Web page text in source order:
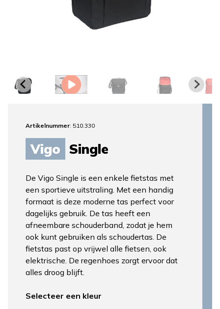
Artikelnummer: 510.330
Vigo Single
De Vigo Single is een enkele fietstas met
een sportieve uitstraling. Met een handig
formaat is deze moderne tas perfect voor
dagelijks gebruik. De tas heeft een
afneembare schouderband, zodat je hem
ook kunt gebruiken als schoudertas. De
fietstas past op vrijwel alle fietsen, ook
elektrische. De regenhoes zorgt ervoor dat
alles droog blijft.
Selecteer een kleur